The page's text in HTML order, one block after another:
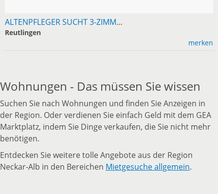
ALTENPFLEGER SUCHT 3-ZIMMER-WOHNUNG IN REUTLINGEN
Reutlingen
merken
Wohnungen - Das müssen Sie wissen
Suchen Sie nach Wohnungen und finden Sie Anzeigen in
der Region. Oder verdienen Sie einfach Geld mit dem GEA
Marktplatz, indem Sie Dinge verkaufen, die Sie nicht mehr
benötigen.
Entdecken Sie weitere tolle Angebote aus der Region
Neckar-Alb in den Bereichen Mietgesuche allgemein.